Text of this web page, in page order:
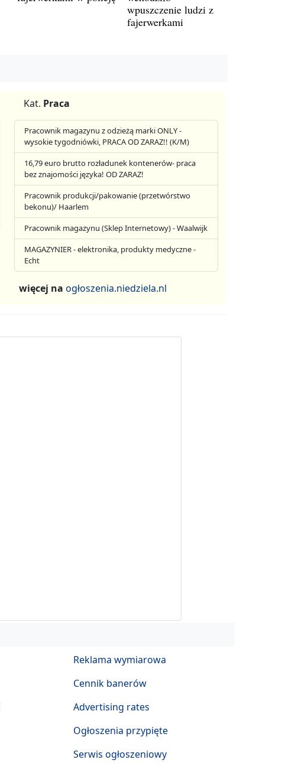
wpuszczenie ludzi z
fajerwerkami
Kat. Praca
Pracownik magazynu z odzieżą marki ONLY -
wysokie tygodniówki, PRACA OD ZARAZ!! (K/M)
16,79 euro brutto rozładunek kontenerów- praca
bez znajomości języka! OD ZARAZ!
Pracownik produkcji/pakowanie (przetwórstwo
bekonu)/ Haarlem
Pracownik magazynu (Sklep Internetowy) - Waalwijk
MAGAZYNIER - elektronika, produkty medyczne -
Echt
więcej na ogłoszenia.niedziela.nl
Reklama wymiarowa
Cennik banerów
Advertising rates
Ogłoszenia przypięte
Serwis ogłoszeniowy